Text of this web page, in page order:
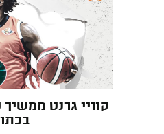
קוויי גרנט